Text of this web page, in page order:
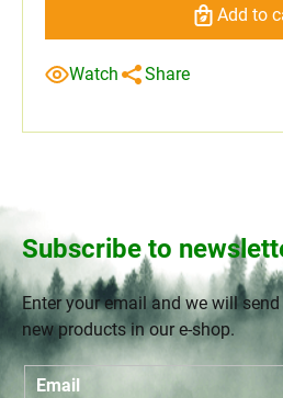
Add to
Watch Share
Subscribe to
Enter your email and we will
new products in our e-shop.
Email